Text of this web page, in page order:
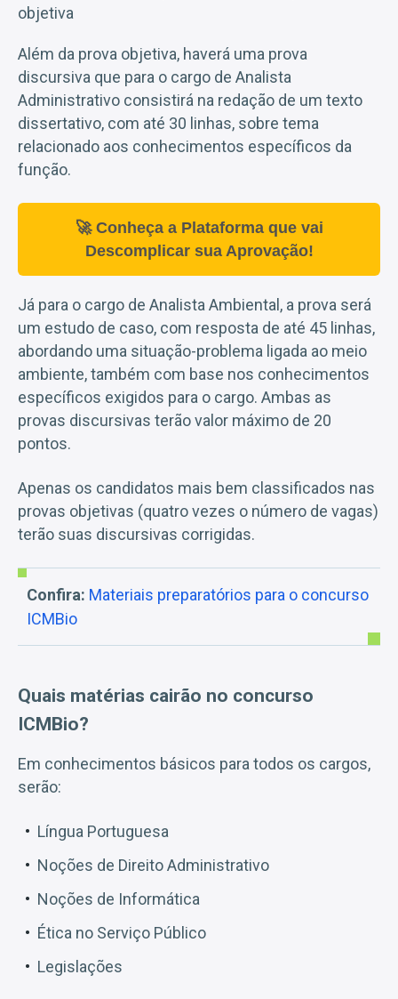
objetiva
Além da prova objetiva, haverá uma prova
discursiva que para o cargo de Analista
Administrativo consistirá na redação de um texto
dissertativo, com até 30 linhas, sobre tema
relacionado aos conhecimentos específicos da
função.
🚀 Conheça a Plataforma que vai
Descomplicar sua Aprovação!
Já para o cargo de Analista Ambiental, a prova será
um estudo de caso, com resposta de até 45 linhas,
abordando uma situação-problema ligada ao meio
ambiente, também com base nos conhecimentos
específicos exigidos para o cargo. Ambas as
provas discursivas terão valor máximo de 20
pontos.
Apenas os candidatos mais bem classificados nas
provas objetivas (quatro vezes o número de vagas)
terão suas discursivas corrigidas.
Confira: Materiais preparatórios para o concurso
ICMBio
Quais matérias cairão no concurso
ICMBio?
Em conhecimentos básicos para todos os cargos,
serão:
Língua Portuguesa
Noções de Direito Administrativo
Noções de Informática
Ética no Serviço Público
Legislações